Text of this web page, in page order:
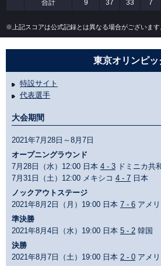
合計 9 37 33 7
※上記スコアは公式記録とは異なる場合がございます
東京オリンピッ
特設サイト
代表選手
大会期間
2021年7月28日～8月7日
オープニングラウンド
7月28日（水）12:00 日本 4 - 3 ドミニカ共
7月31日（土）12:00 メキシコ 4 - 7 日本
ノックアウトステージ
2021年8月2日（月）19:00 日本 7 - 6 アメ
準決勝
2021年8月4日（水）19:00 日本 5 - 2 韓国
決勝
2021年8月7日（土）19:00 日本 2 - 0 アメ